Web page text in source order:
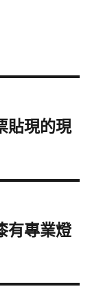
貼現的現
有專業燈